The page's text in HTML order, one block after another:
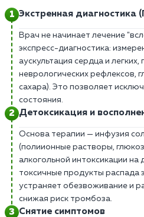
Экстренная диагностика
Врач не начинает лечение
экспресс-диагностика:
аускультация сердца и
неврологических рефлексов,
сахара). Это позволяет
состояния.
Детоксикация и
Основа терапии — инфузия
(полиионные растворы,
алкогольной интоксикации
токсичные продукты распада
устраняет обезвоживание и
снижая риск тромбоза.
Снятие симптомов